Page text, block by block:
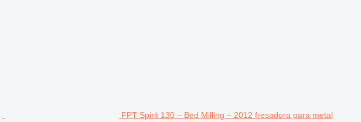
FPT Spirit 130 – Bed Milling – 2012 fresadora para metal